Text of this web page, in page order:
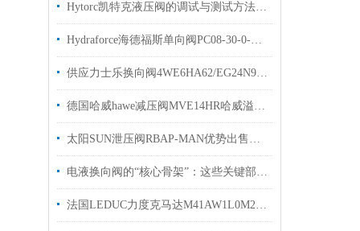
Hytorc凯特克液压阀的调试与测试方法具体如下
Hydraforce海德福斯单向阀PC08-30-0-N库存优势出售
供应力士乐换向阀4WE6HA62/EG24N9K4型号齐全
德国哈威hawe减压阀MVE14HR哈威溢流阀现货出售
太阳SUN泄压阀RBAP-MAN优势出售插装阀
电液换向阀的“核心骨架”：这些关键部件，决定设备运行效率！
法国LEDUC力度克马达M41AW1L0M200 质保一年原装优势